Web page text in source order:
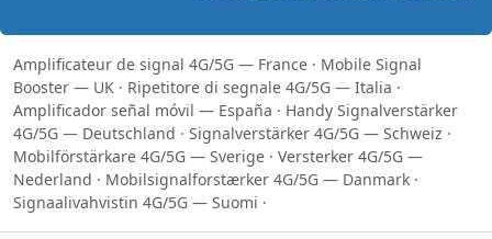
Amplificateur de signal 4G/5G — France · Mobile Signal
Booster — UK · Ripetitore di segnale 4G/5G — Italia ·
Amplificador señal móvil — España · Handy Signalverstärker
4G/5G — Deutschland · Signalverstärker 4G/5G — Schweiz ·
Mobilförstärkare 4G/5G — Sverige · Versterker 4G/5G —
Nederland · Mobilsignalforstærker 4G/5G — Danmark ·
Signaalivahvistin 4G/5G — Suomi ·